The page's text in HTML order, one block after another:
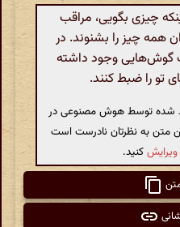
چیزی بگویی، مراقب
چیز را بشنوند. در
وجود داشته
تو را ضبط کنند.
شده توسط هوش مصنوعی در
متن به نظرتان نادرست است
ویرایشکنید.